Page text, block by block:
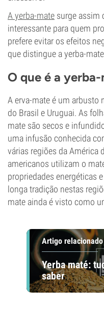
A yerba-mate surge assim
interessante para quem
prefere evitar os efeitos
que distingue a yerba-
O que é a
A erva-mate é um arbusto
do Brasil e Uruguai. As
mate são secos e
uma infusão conhecida
várias regiões da América
americanos utilizam o
propriedades energéticas
longa tradição nestas
mate ainda é visto como
Artigo relacionado
Yerba maté:
saber